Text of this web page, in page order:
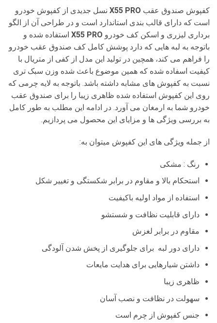
کفپوش صندوق عقب X55 PRO نسل جدیدی از کفپوش خودرو
است که دارای قالب بندی استاندارد است و در طراحی آن از الگو
برداری لیزری و اسکن کف خودرو X55 PRO استفاده شده و
باتوجه به لبه هایی که دارد پوشش کامل کف صندوق عقب خودرو
را فراهم می کند، همچین در تولید این مدل از کفی از متریال با
کیفیت اسفاده شده که همین موضوع باعث شده وزن سبک تری
نسبت به کفپوش های مشابه داشته باشد. باتوجه به لایه چرمی که
روی این کفپوش استفاده شده ظاهری زیبا را برای صندوق عقب
خودرو شما به ارمغان می آورد. در ادامه این مطلب به طور کامل
به بررسی ویژگی ها و مزایای این محصول می پردازیم.
از جمله ویژگی های این کفپوش میتوان به:
رنگ : مشکی
استحکام بالا و مقاوم در برابر شکستگی و تغییر شکل
استفاده از مواد اولیه باکیفیت
دارای قابلیت نظافت و شستشو
مقاوم در برابر لغزش
دارای دور لبه برای جلوگیری از پخش شدن آلودگی
داشتن شیار‌هایی برای هدایت مایعات
ظاهری زیبا
سهولت در نظافت و نصب آسان
جنس کفپوش از چرم است